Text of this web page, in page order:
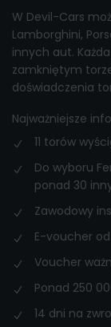
W Devil-Cars
Lamborghini, Porsche,
innych aut.
zamkniętym torze z instruktorem obok — nie trzeba
doświadczenia
Najważniejsze
11 torów
Do wyboru
ponad 30
Zawodowy
E-voucher
Voucher
Ponad 250
14 dni na